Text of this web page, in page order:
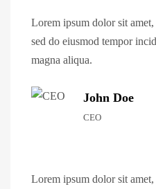
Lorem ipsum dolor sit
sed do eiusmod tempor
magna aliqua.
John Doe
CEO
Lorem ipsum dolor sit